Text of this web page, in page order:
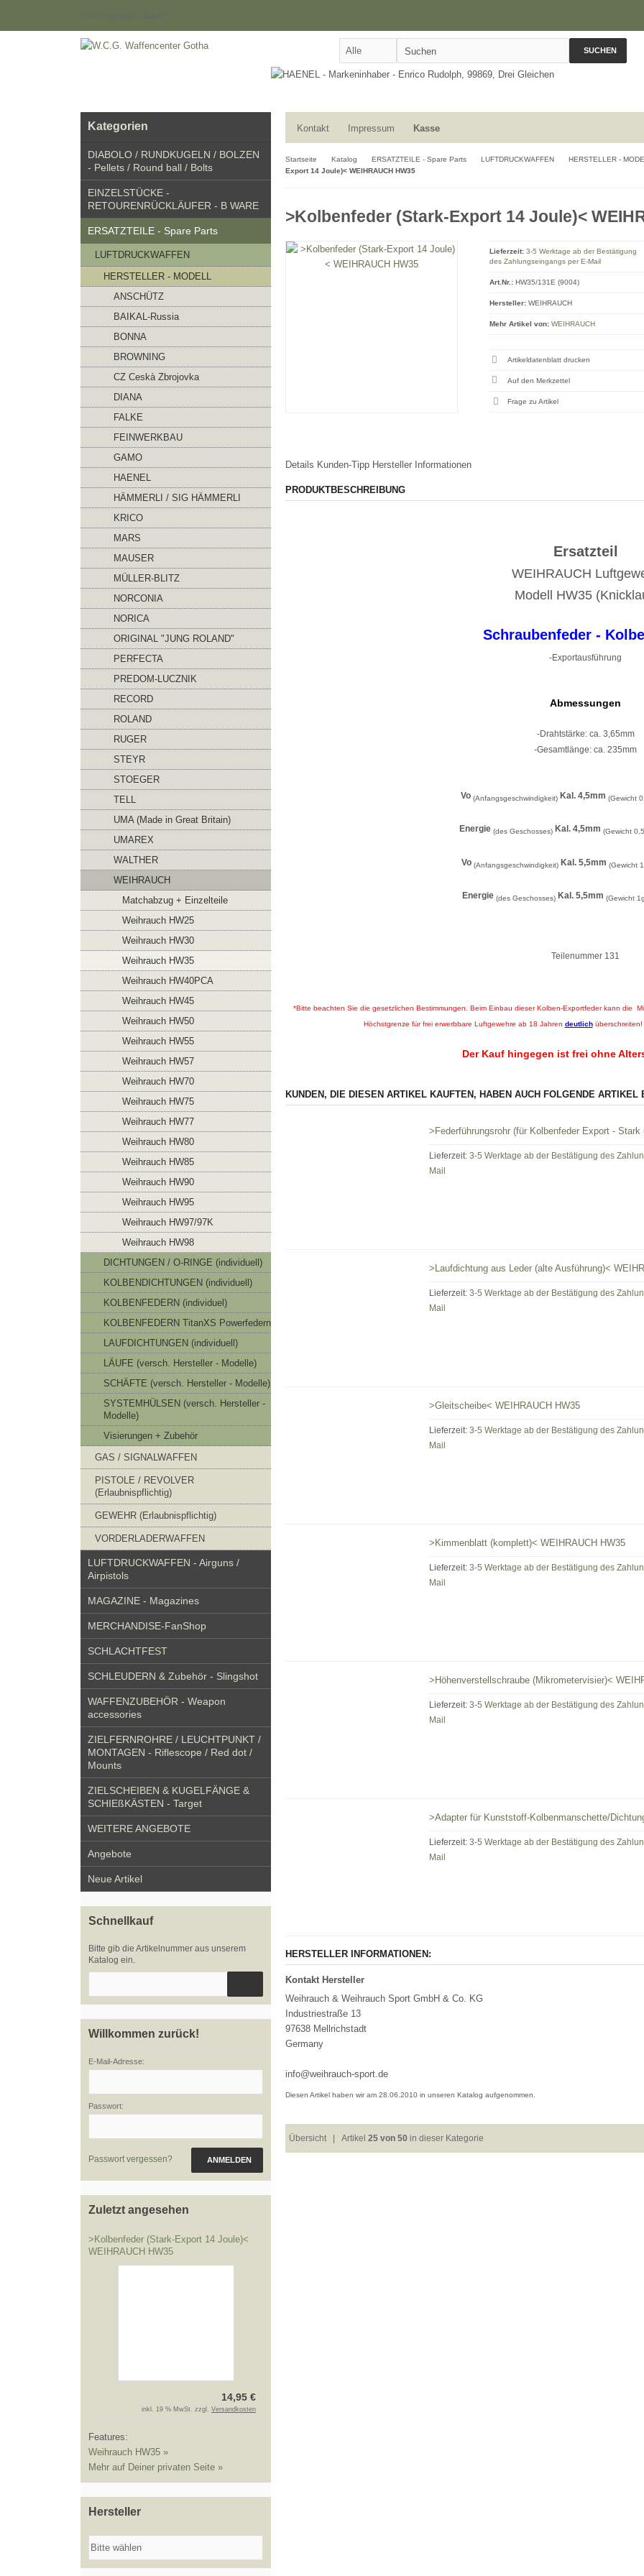
SUCHEN
Kontakt Impressum Kasse
Startseite Katalog ERSATZTEILE - Spare Parts LUFTDRUCKWAFFEN HERSTELLER -
Export 14 Joule)< WEIHRAUCH HW35
>Kolbenfeder (Stark-Export 14 Joule)<
Lieferzeit: 3-5 Werktage ab der Bestätigung
des Zahlungseingangs per E-Mail
Art.Nr.: HW35/131E (9004)
Hersteller: WEIHRAUCH
Mehr Artikel von: WEIHRAUCH
Artikeldatenblatt drucken
Frage zu Artikel
Details Kunden-Tipp Hersteller Informationen
PRODUKTBESCHREIBUNG
Ersatzteil
WEIHRAUCH
Modell HW35
Schraubenfeder -
-Exportausführung
Abmessungen
-Drahtstärke: ca. 3,65mm
-Gesamtlänge: ca. 235mm
Vo (Anfangsgeschwindigkeit)Kal. 4,5mm (Gewicht
Energie (des Geschosses)Kal. 4,5mm (Gewicht
Vo (Anfangsgeschwindigkeit) Kal. 5,5mm (Gewicht
Energie (des Geschosses) Kal. 5,5mm (Gewicht
Teilenummer 131
*Bitte beachten Sie die gesetzlichen Bestimmungen. Beim Einbau dieser Kolben-Exportfeder kann die
Höchstgrenze für frei erwerbbare Luftgewehre ab 18 Jahren deutlichüberschreiten!
Der Kauf hingegen ist frei ohne
KUNDEN, DIE DIESEN ARTIKEL KAUFTEN, HABEN AUCH FOLGENDE ARTIKEL
>Federführungsrohr (für Kolbenfeder Export -
Lieferzeit:3-5 Werktage ab der Bestätigung des
Mail
>Laufdichtung aus Leder (alte Ausführung)<
Lieferzeit:3-5 Werktage ab der Bestätigung des
Mail
>Gleitscheibe< WEIHRAUCH HW35
Lieferzeit:3-5 Werktage ab der Bestätigung des
Mail
>Kimmenblatt (komplett)< WEIHRAUCH HW35
Lieferzeit:3-5 Werktage ab der Bestätigung des
Mail
>Höhenverstellschraube (Mikrometervisier)<
Lieferzeit:3-5 Werktage ab der Bestätigung des
Mail
>Adapter für Kunststoff-Kolbenmanschette/
Lieferzeit:3-5 Werktage ab der Bestätigung des
Mail
HERSTELLER INFORMATIONEN:
Kontakt Hersteller
Weihrauch & Weihrauch Sport GmbH & Co. KG
Industriestraße 13
97638 Mellrichstadt
Germany
info@weihrauch-sport.de
Diesen Artikel haben wir am 28.06.2010 in unseren Katalog aufgenommen.
Übersicht | Artikel 25 von 50 in dieser Kategorie
Kategorien
DIABOLO / RUNDKUGELN / BOLZEN
- Pellets / Round ball / Bolts
EINZELSTÜCKE -
RETOURENRÜCKLÄUFER - B WARE
ERSATZTEILE - Spare Parts
LUFTDRUCKWAFFEN
HERSTELLER - MODELL
ANSCHÜTZ
BAIKAL-Russia
BONNA
BROWNING
CZ Ceskà Zbrojovka
DIANA
FALKE
FEINWERKBAU
GAMO
HAENEL
HÄMMERLI / SIG HÄMMERLI
KRICO
MARS
MAUSER
MÜLLER-BLITZ
NORCONIA
NORICA
ORIGINAL "JUNG ROLAND"
PERFECTA
PREDOM-LUCZNIK
RECORD
ROLAND
RUGER
STEYR
STOEGER
TELL
UMA (Made in Great Britain)
UMAREX
WALTHER
WEIHRAUCH
Matchabzug + Einzelteile
Weihrauch HW25
Weihrauch HW30
Weihrauch HW35
Weihrauch HW40PCA
Weihrauch HW45
Weihrauch HW50
Weihrauch HW55
Weihrauch HW57
Weihrauch HW70
Weihrauch HW75
Weihrauch HW77
Weihrauch HW80
Weihrauch HW85
Weihrauch HW90
Weihrauch HW95
Weihrauch HW97/97K
Weihrauch HW98
DICHTUNGEN / O-RINGE (individuell)
KOLBENDICHTUNGEN (individuell)
KOLBENFEDERN (individuel)
KOLBENFEDERN TitanXS Powerfedern
LAUFDICHTUNGEN (individuell)
LÄUFE (versch. Hersteller - Modelle)
SCHÄFTE (versch. Hersteller - Modelle)
SYSTEMHÜLSEN (versch. Hersteller -
Modelle)
Visierungen + Zubehör
GAS / SIGNALWAFFEN
PISTOLE / REVOLVER
(Erlaubnispflichtig)
GEWEHR (Erlaubnispflichtig)
VORDERLADERWAFFEN
LUFTDRUCKWAFFEN - Airguns /
Airpistols
MAGAZINE - Magazines
MERCHANDISE-FanShop
SCHLACHTFEST
SCHLEUDERN & Zubehör - Slingshot
WAFFENZUBEHÖR - Weapon
accessories
ZIELFERNROHRE / LEUCHTPUNKT /
MONTAGEN - Riflescope / Red dot /
Mounts
ZIELSCHEIBEN & KUGELFÄNGE &
SCHIEßKÄSTEN - Target
WEITERE ANGEBOTE
Angebote
Neue Artikel
Schnellkauf
Bitte gib die Artikelnummer aus unserem
Katalog ein.
Willkommen zurück!
E-Mail-Adresse:
Passwort:
Passwort vergessen? ANMELDEN
Zuletzt angesehen
>Kolbenfeder (Stark-Export 14 Joule)<
WEIHRAUCH HW35
14,95 €
inkl. 19 % MwSt. zzgl. Versandkosten
Features:
Weihrauch HW35 »
Mehr auf Deiner privaten Seite »
Hersteller